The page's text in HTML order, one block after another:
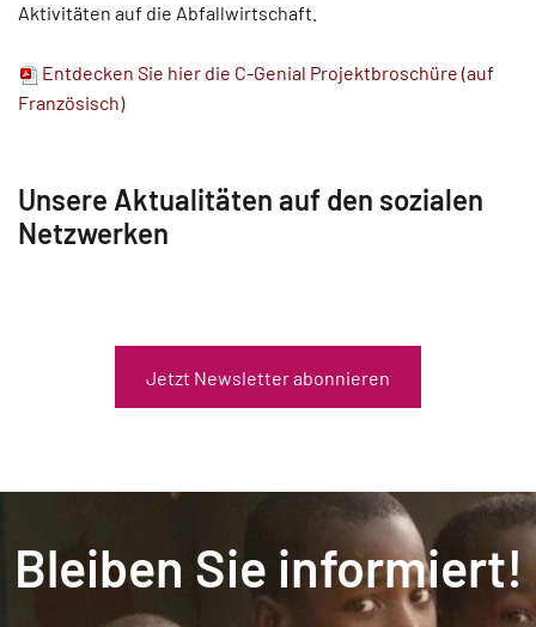
Aktivitäten auf die Abfallwirtschaft.
Entdecken Sie hier die C-Genial Projektbroschüre (auf
Französisch)
Unsere Aktualitäten auf den sozialen
Netzwerken
Jetzt Newsletter abonnieren
Bleiben Sie informiert!